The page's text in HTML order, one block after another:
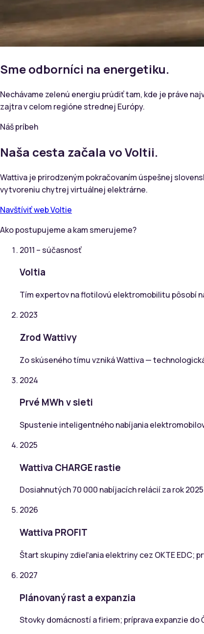
Sme odborníci na energetiku.
Nechávame zelenú energiu prúdiť tam, kde je práve
zajtra v celom regióne strednej Európy.
Náš príbeh
Naša cesta začala vo Voltii.
Wattiva je prirodzeným pokračovaním úspešnej
vytvoreniu chytrej virtuálnej elektrárne.
Navštíviť web Voltie
Ako postupujeme a kam smerujeme?
2011 – súčasnosť
Voltia
Tím expertov na flotilovú elektromobilitu pôsobí
2023
Zrod Wattivy
Zo skúseného tímu vzniká Wattiva —
2024
Prvé MWh v sieti
Spustenie inteligentného nabíjania
2025
Wattiva CHARGE rastie
Dosiahnutých 70 000 nabíjacích relácií za rok
2026
Wattiva PROFIT
Štart skupiny zdieľania elektriny cez OKTE EDC;
2027
Plánovaný rast a expanzia
Stovky domácností a firiem; príprava expanzie do